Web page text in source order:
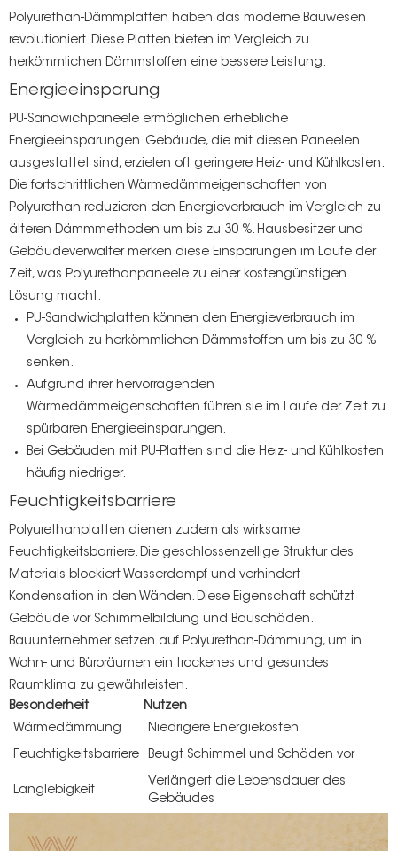
Polyurethan-Dämmplatten haben das moderne Bauwesen
revolutioniert. Diese Platten bieten im Vergleich zu
herkömmlichen Dämmstoffen eine bessere Leistung.
Energieeinsparung
PU-Sandwichpaneele ermöglichen erhebliche
Energieeinsparungen. Gebäude, die mit diesen Paneelen
ausgestattet sind, erzielen oft geringere Heiz- und Kühlkosten.
Die fortschrittlichen Wärmedämmeigenschaften von
Polyurethan reduzieren den Energieverbrauch im Vergleich zu
älteren Dämmmethoden um bis zu 30 %. Hausbesitzer und
Gebäudeverwalter merken diese Einsparungen im Laufe der
Zeit, was Polyurethanpaneele zu einer kostengünstigen
Lösung macht.
PU-Sandwichplatten können den Energieverbrauch im
Vergleich zu herkömmlichen Dämmstoffen um bis zu 30 %
senken.
Aufgrund ihrer hervorragenden
Wärmedämmeigenschaften führen sie im Laufe der Zeit zu
spürbaren Energieeinsparungen.
Bei Gebäuden mit PU-Platten sind die Heiz- und Kühlkosten
häufig niedriger.
Feuchtigkeitsbarriere
Polyurethanplatten dienen zudem als wirksame
Feuchtigkeitsbarriere. Die geschlossenzellige Struktur des
Materials blockiert Wasserdampf und verhindert
Kondensation in den Wänden. Diese Eigenschaft schützt
Gebäude vor Schimmelbildung und Bauschäden.
Bauunternehmer setzen auf Polyurethan-Dämmung, um in
Wohn- und Büroräumen ein trockenes und gesundes
Raumklima zu gewährleisten.
Besonderheit
Nutzen
Wärmedämmung
Niedrigere Energiekosten
Feuchtigkeitsbarriere Beugt Schimmel und Schäden vor
Langlebigkeit
Verlängert die Lebensdauer des
Gebäudes